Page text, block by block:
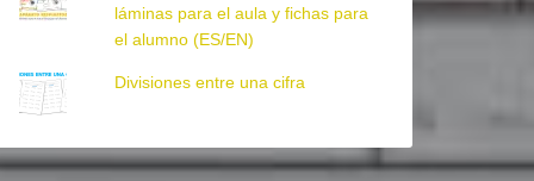
láminas para el aula y fichas para
el alumno (ES/EN)
Divisiones entre una cifra